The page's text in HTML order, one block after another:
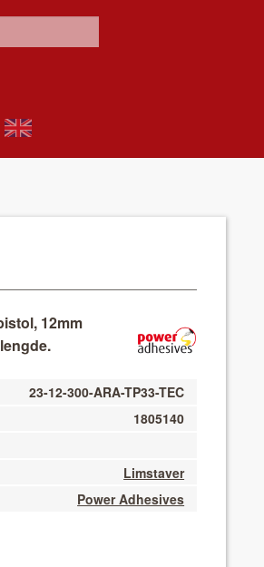
About
VIX
12mm
23-12-300-ARA-TP33-TEC
1805140
Limstaver
Power Adhesives